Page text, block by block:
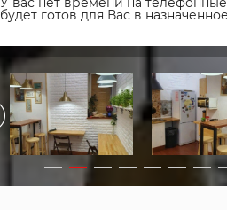
будет готов для Вас в